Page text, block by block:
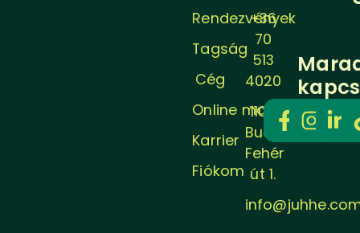
Rendezvények
Tagság
Cég
Online magazin
Karrier
Fiókom
+36
70
513
4020
1106
Budapest,
Fehér
út 1.